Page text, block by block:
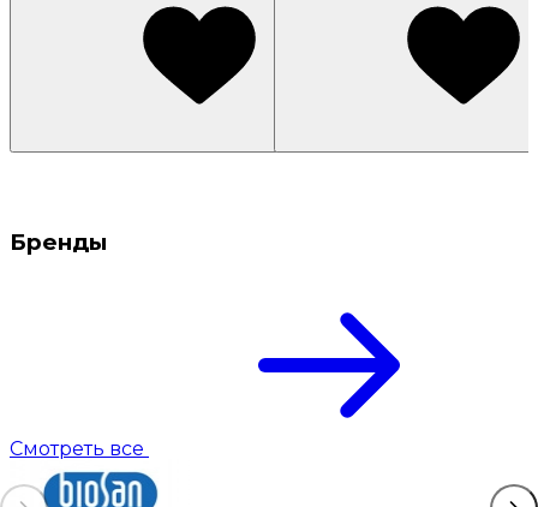
Бренды
Смотреть все